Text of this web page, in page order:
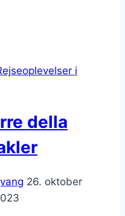
i
della
26. oktober